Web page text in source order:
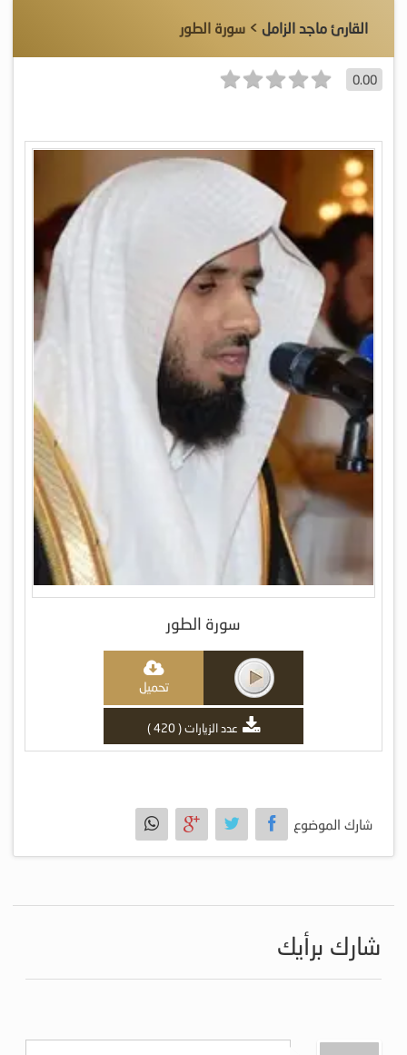
القارئ ماجد الزامل > سورة الطور
0.00
سورة الطور
تحميل
عدد الزيارات ( 420 )
شارك الموضوع
شارك برأيك